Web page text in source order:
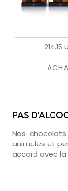
214.15
PAS
Nos
animales et
accord avec la